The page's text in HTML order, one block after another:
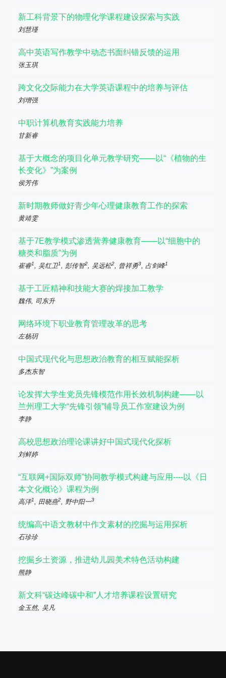
新工科背景下的物理化学课程建设探索与实践
刘慧瑾
高中英语写作教学中动态书面纠错反馈的运用
张玉琪
跨文化交际能力在大学英语课程中的培养与评估
刘增强
中职计算机教育实践能力培养
甘新睿
基于大概念的项目化单元教学研究——以“《植物的生
长变化》”为案例
侯芳伟
新时期教师做好青少年心理健康教育工作的探索
黄靖雯
基于7E教学模式渗透营养健康教育——以“细胞中的
糖类和脂质”为例
崔睿1, 吴红卫1, 彭传智2, 吴远松2, 曾祥勇3, 占剑峰1
基于工匠精神和技能大赛的焊接加工教学
魏伟, 司东升
网络环境下职业教育管理改革的思考
左杨玥
中国式现代化与思想政治教育的相互赋能探析
多杰东智
论发挥大学生党员先锋模范作用长效机制构建——以
兰州理工大学“先锋引领”辅导员工作室建设为例
李静
高校思想政治理论课讲好中国式现代化探析
刘鲜婷
“互联网+国际双师”协同教学模式构建与应用----以《日
本文化概论》课程为例
高洋1, 田晓燕2, 野中阳一3
统编高中语文教材中作文素材的挖掘与运用探析
石珍珍
挖掘乡土资源，推进幼儿园美术特色活动构建
熊静
新文科“碳达峰碳中和”人才培养课程设置研究
金玉然, 吴凡